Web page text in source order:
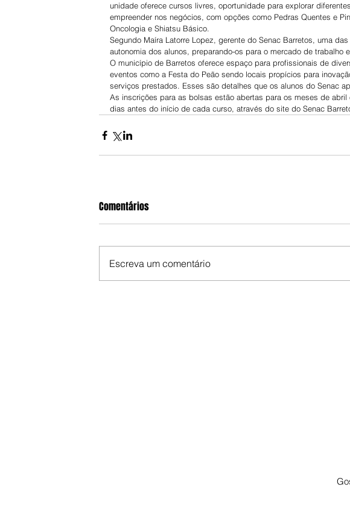
unidade oferece cursos livres, oportunidade para explorar
empreender nos negócios, com opções como Pedras Quentes e
Oncologia e Shiatsu Básico.
Segundo Maíra Latorre Lopez, gerente do Senac Barretos, uma
autonomia dos alunos, preparando-os para o mercado de trabalho
O município de Barretos oferece espaço para profissionais de
eventos como a Festa do Peão sendo locais propícios para
serviços prestados. Esses são detalhes que os alunos do Senac
As inscrições para as bolsas estão abertas para os meses de
dias antes do início de cada curso, através do site do Senac
Comentários
Escreva um comentário